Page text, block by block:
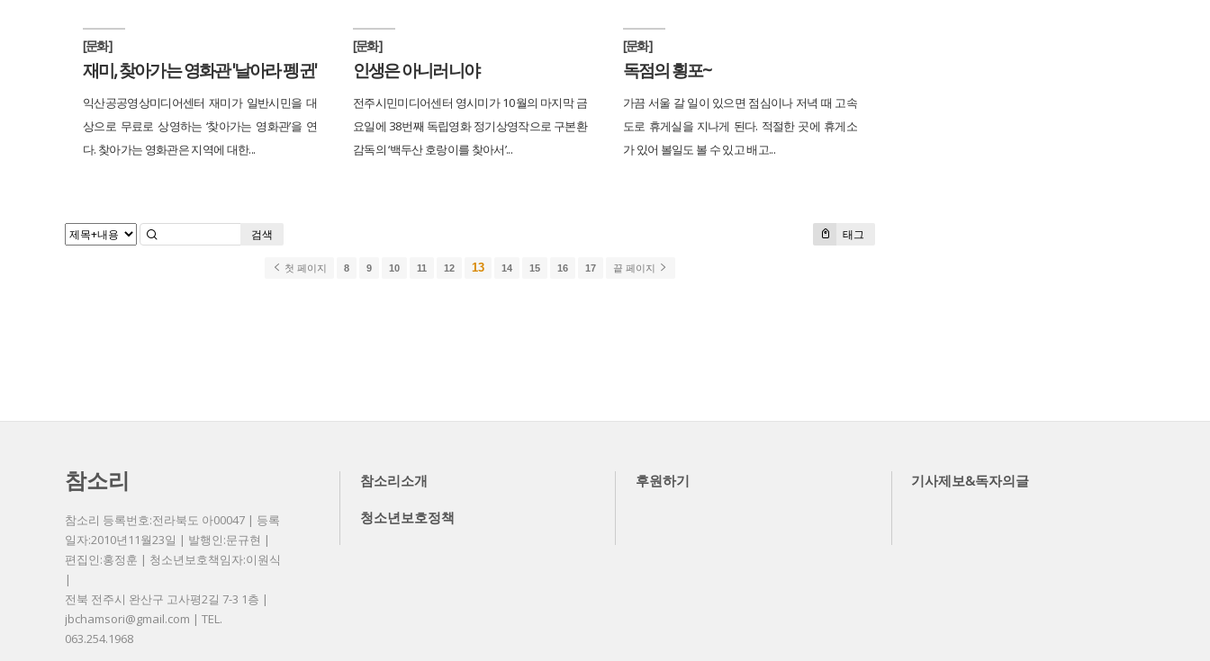
[문화]
재미, 찾아가는 영화관 '날아라 펭귄'
익산공공영상미디어센터 재미가 일반시민을 대
상으로 무료로 상영하는 ‘찾아가는 영화관’을 연
다. 찾아가는 영화관은 지역에 대한...
[문화]
인생은 아니러니야
전주시민미디어센터 영시미가 10월의 마지막 금
요일에 38번째 독립영화 정기상영작으로 구본환
감독의 ‘백두산 호랑이를 찾아서’...
[문화]
독점의 횡포~
가끔 서울 갈 일이 있으면 점심이나 저녁 때 고속
도로 휴게실을 지나게 된다. 적절한 곳에 휴게소
가 있어 볼일도 볼 수 있고 배고...
태그
검색
첫 페이지 8 9 10 11 12 13 14 15 16 17 끝 페이지
참소리
참소리 등록번호:전라북도 아00047 | 등록
일자:2010년11월23일 | 발행인:문규현 |
편집인:홍정훈 | 청소년보호책임자:이원식
|
전북 전주시 완산구 고사평2길 7-3 1층 |
jbchamsori@gmail.com | TEL.
063.254.1968
참소리소개 후원하기 기사제보&독자의글
청소년보호정책